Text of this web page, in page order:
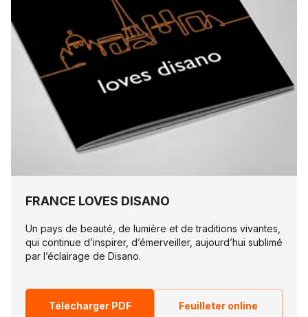
FRANCE LOVES DISANO
Un pays de beauté, de lumière et de traditions vivantes,
qui continue d’inspirer, d’émerveiller, aujourd’hui sublimé
par l’éclairage de Disano.
Télécharger PDF Feuilleter online